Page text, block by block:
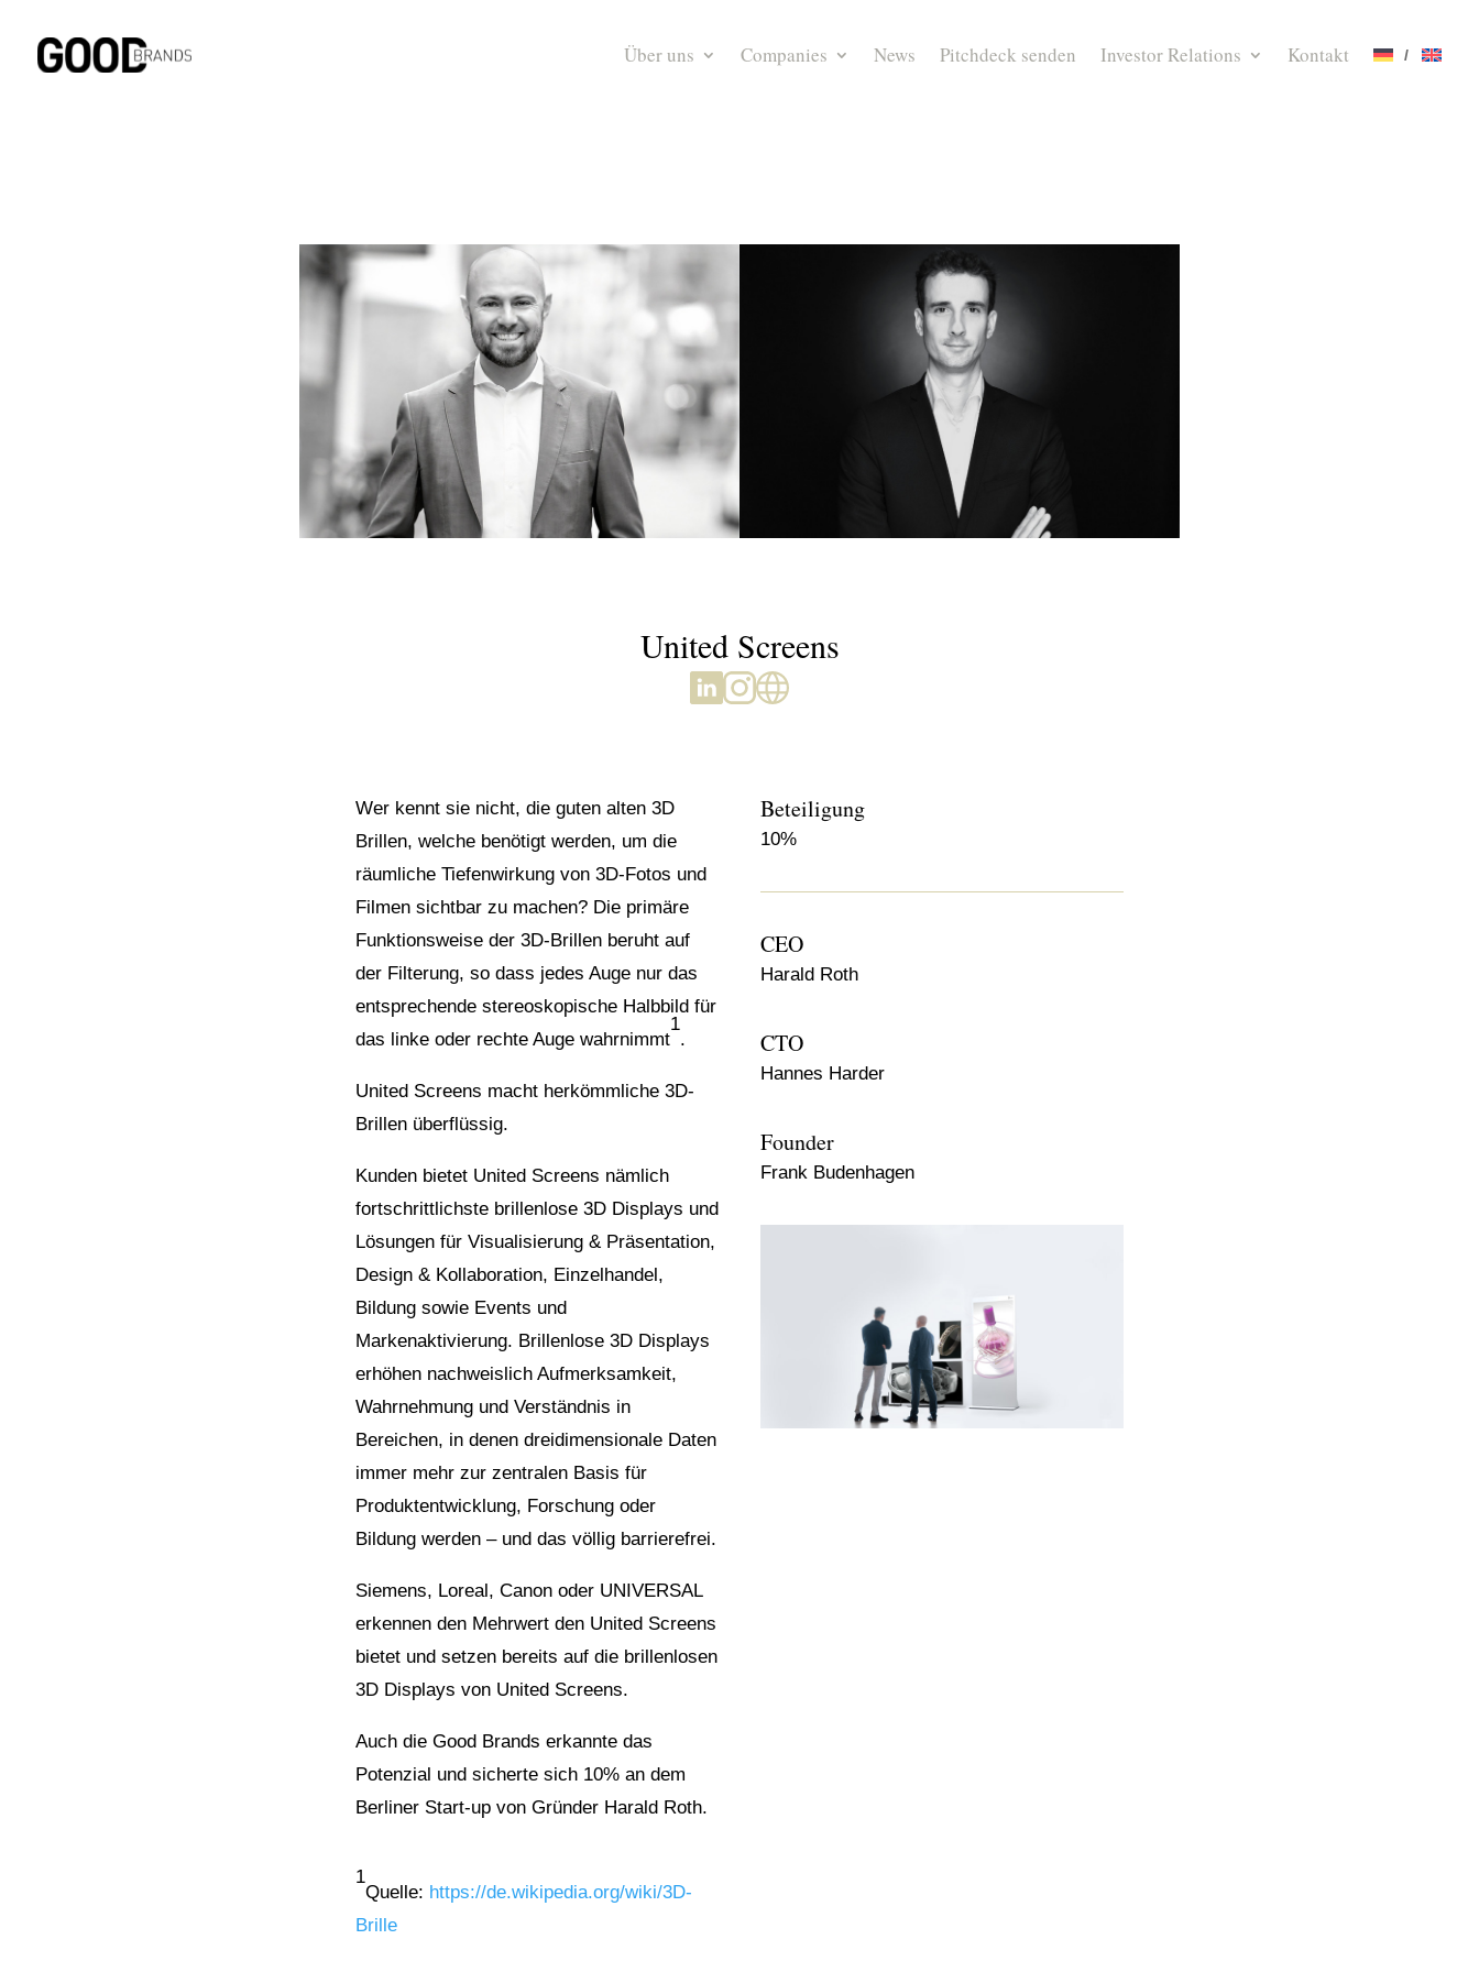
Über uns Companies News Pitchdeck senden Investor Relations Kontakt
United Screens
Wer kennt sie nicht, die guten alten 3D
Brillen, welche benötigt werden, um die
räumliche Tiefenwirkung von 3D-Fotos und
Filmen sichtbar zu machen? Die primäre
Funktionsweise der 3D-Brillen beruht auf
der Filterung, so dass jedes Auge nur das
entsprechende stereoskopische Halbbild für
das linke oder rechte Auge wahrnimmt
1
.
United Screens macht herkömmliche 3D-
Brillen überflüssig.
Kunden bietet United Screens nämlich
fortschrittlichste brillenlose 3D Displays und
Lösungen für Visualisierung & Präsentation,
Design & Kollaboration, Einzelhandel,
Bildung sowie Events und
Markenaktivierung. Brillenlose 3D Displays
erhöhen nachweislich Aufmerksamkeit,
Wahrnehmung und Verständnis in
Bereichen, in denen dreidimensionale Daten
immer mehr zur zentralen Basis für
Produktentwicklung, Forschung oder
Bildung werden – und das völlig barrierefrei.
Siemens, Loreal, Canon oder UNIVERSAL
erkennen den Mehrwert den United Screens
bietet und setzen bereits auf die brillenlosen
3D Displays von United Screens.
Auch die Good Brands erkannte das
Potenzial und sicherte sich 10% an dem
Berliner Start-up von Gründer Harald Roth.
1
Quelle: https://de.wikipedia.org/wiki/3D-
Brille
Beteiligung
10%
CEO
Harald Roth
CTO
Hannes Harder
Founder
Frank Budenhagen